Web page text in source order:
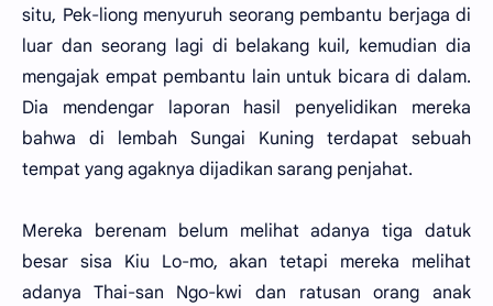
situ, Pek-liong menyuruh seorang pembantu berjaga di
luar dan seorang lagi di belakang kuil, kemudian dia
mengajak empat pembantu lain untuk bicara di dalam.
Dia mendengar laporan hasil penyelidikan mereka
bahwa di lembah Sungai Kuning terdapat sebuah
tempat yang agaknya dijadikan sarang penjahat.
Mereka berenam belum melihat adanya tiga datuk
besar sisa Kiu Lo-mo, akan tetapi mereka melihat
adanya Thai-san Ngo-kwi dan ratusan orang anak